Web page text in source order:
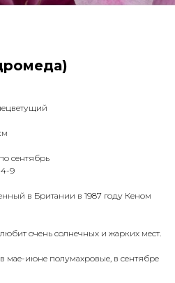
сентябрь
4-9
в Британии в 1987 году Кеном
очень солнечных и жарких мест.
мае-июне полумахровые, в сентябре